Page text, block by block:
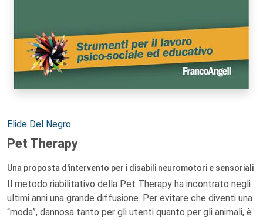
Autori:
Elide Del Negro
Pet Therapy
Una proposta d'intervento per i disabili neuromotori e sensoriali
Il metodo riabilitativo della Pet Therapy ha incontrato negli
ultimi anni una grande diffusione. Per evitare che diventi una
“moda”, dannosa tanto per gli utenti quanto per gli animali, è